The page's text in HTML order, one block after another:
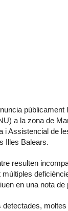
a la zona de
i Assistencial de
Illes Balears.
resulten
en una nota